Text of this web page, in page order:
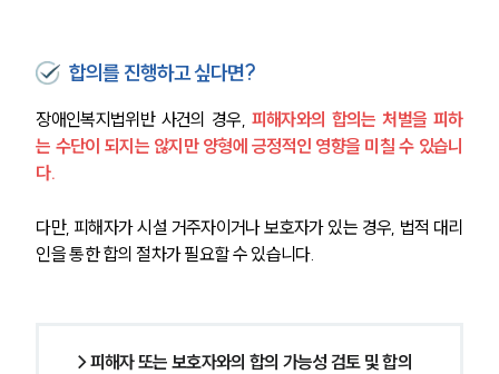
합의를 진행하고 싶다면?
장애인복지법위반 사건의 경우, 피해자와의 합의는 처벌을 피하
는 수단이 되지는 않지만 양형에 긍정적인 영향을 미칠 수 있습니
다.
다만, 피해자가 시설 거주자이거나 보호자가 있는 경우, 법적 대리
인을 통한 합의 절차가 필요할 수 있습니다.
→피해자 또는 보호자와의 합의 가능성 검토 및 합의